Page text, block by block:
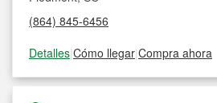
(864) 845-6456
Detalles|Cómo llegar|Compra ahora